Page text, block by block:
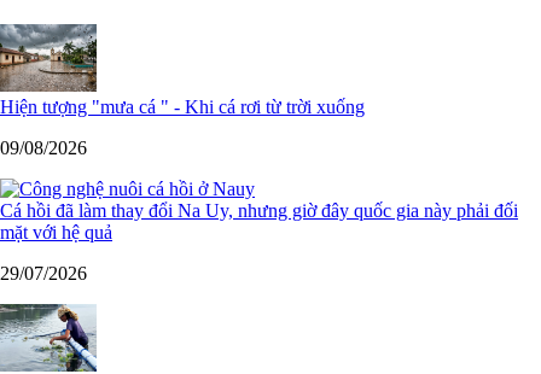
Hiện tượng "mưa cá " - Khi cá rơi từ trời xuống
09/08/2026
Cá hồi đã làm thay đổi Na Uy, nhưng giờ đây quốc gia này phải đối
mặt với hệ quả
29/07/2026